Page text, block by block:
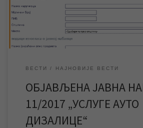
можете погледати на Порталу јавних
преузети конкурсну […]
ВЕСТИ НАЈНОВИЈЕ ВЕСТИ
ОБЈАВЉЕНА ЈАВНА
11/2017 „УСЛУГЕ АУТО
ДИЗАЛИЦЕ“